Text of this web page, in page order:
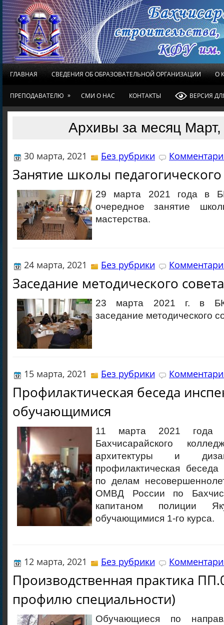
ГЛАВНАЯ СВЕДЕНИЯ ОБ ОБРАЗОВАТЕЛЬНОЙ ОРГАНИЗАЦИИ О
ПРЕПОДАВАТЕЛЮ » СМИ О НАС КОНТАКТЫ ВЕРСИЯ
Архивы за месяц
30 марта, 2021 Без рубрики
Занятие школы педагогического
29 марта 2021 года в
очередное занятие
мастерства.
24 марта, 2021 Без рубрики
Заседание методического
23 марта 2021 г. в
заседание методического
15 марта, 2021 Без рубрики
Профилактическая беседа
обучающимися
11 марта 2021 года
Бахчисарайского
архитектуры и
профилактическая беседа
по делам
ОМВД России по
капитаном полиции
обучающимися 1-го курса.
12 марта, 2021 Без рубрики
Производственная практика
профилю специальности)
Обучающиеся по